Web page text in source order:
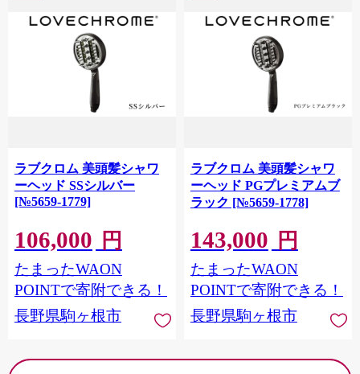
ラブクロム 美頭髪シャワ
ーヘッド SSシルバー
[№5659-1779]
106,000 円
たまったWAON
POINTで寄附できる！
長野県駒ヶ根市
ラブクロム 美頭髪シャワ
ーヘッド PGプレミアムブ
ラック [№5659-1778]
143,000 円
たまったWAON
POINTで寄附できる！
長野県駒ヶ根市